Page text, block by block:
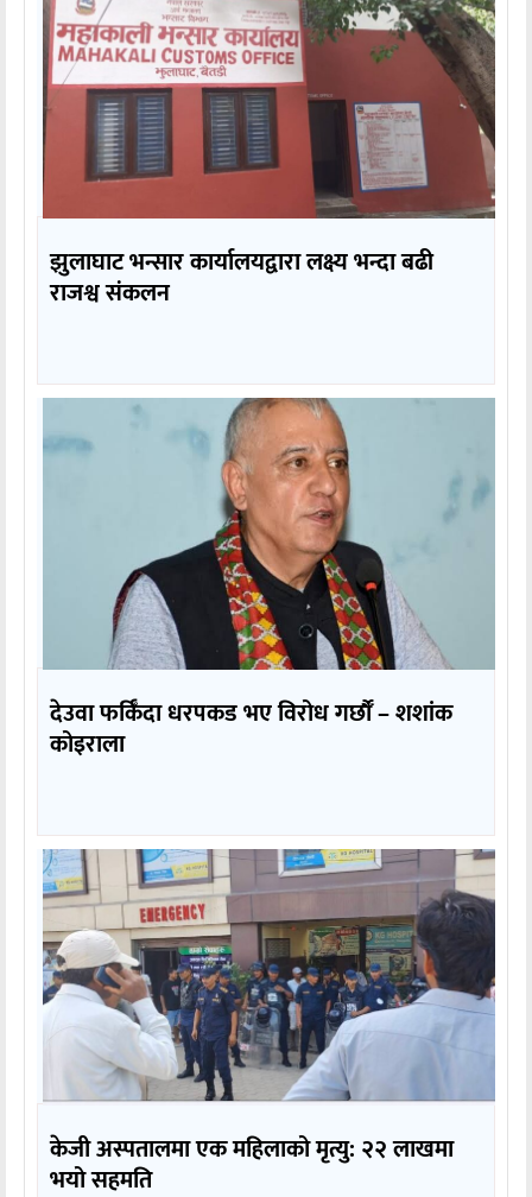
झुलाघाट भन्सार कार्यालयद्वारा लक्ष्य भन्दा बढी
राजश्व संकलन
देउवा फर्किँदा धरपकड भए विरोध गर्छौँं – शशांक
कोइराला
केजी अस्पतालमा एक महिलाको मृत्यु: २२ लाखमा
भयो सहमति